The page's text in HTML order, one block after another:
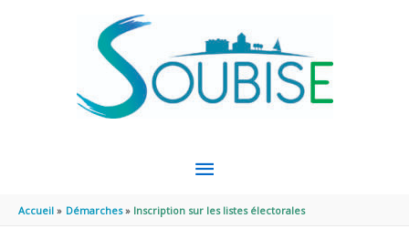
MENU
PRINCIPAL
Accueil Démarches Inscription sur les listes électorales